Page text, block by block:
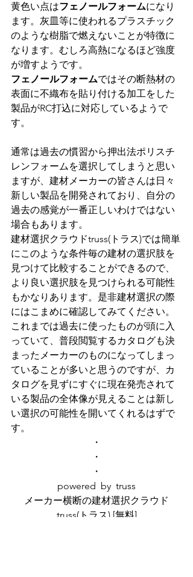
黄色い点はフェノールフォームになり
ます。灰皿等に使われるプラスチック
のような樹脂で燃えないことが特徴に
なります。むしろ高熱になるほど強度
が増すようです。
フェノールフォームではその断熱材の
表面に不織布を貼り付ける加工をした
製品がRC打込に対応しているようで
す。
通常は過去の慣習から押出法ポリスチ
レンフォームを選択してしまうと思い
ますが、建材メーカーの皆さんは日々
新しい製品を開発されており、自分の
過去の感覚が一番正しいわけではない
場合もあります。
建材選択クラウドtruss(トラス)では簡単
にこのような条件毎の建材の選択肢を
見つけて比較することができるので、
より良い選択肢を見つけられる可能性
もかなりあります。是非建材選択の際
にはこまめに確認してみてください。
これまでは過去に使ったものが頭に入
っていて、普段閲覧するカタログも決
まったメーカーのものになってしまっ
ていることが多いと思うのですが、カ
タログを見ずにすぐに現在発売されて
いる製品の全体像が見えることは新し
い選択の可能性を開いてくれるはずで
す。
・
・
・
powered  by  truss
メーカー横断の建材選択クラウド
truss(トラス) [無料]